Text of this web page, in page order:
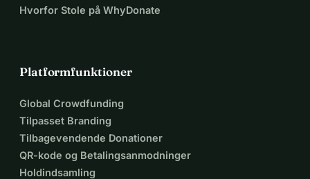
Hvorfor Stole på WhyDonate
Platformfunktioner
Global Crowdfunding
Tilpasset Branding
Tilbagevendende Donationer
QR-kode og Betalingsanmodninger
Holdindsamling